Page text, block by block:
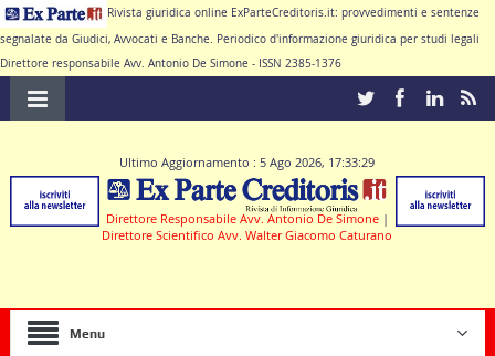
Rivista giuridica online ExParteCreditoris.it: provvedimenti e sentenze
segnalate da Giudici, Avvocati e Banche. Periodico d'informazione giuridica per studi legali
Direttore responsabile Avv. Antonio De Simone - ISSN 2385-1376
Ultimo Aggiornamento : 5 Ago 2026, 17:33:29
Direttore Responsabile Avv. Antonio De Simone |
Direttore Scientifico Avv. Walter Giacomo Caturano
Menu